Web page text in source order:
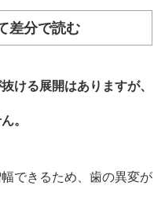
差分で読む
ける展開はありますが、
。
できるため、歯の異変が